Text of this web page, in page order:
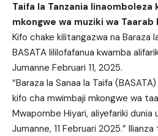
Taifa la Tanzania linaomboleza
mkongwe wa muziki wa Taarab
Kifo chake kilitangazwa na Baraza
BASATA lililofafanua kwamba
Jumanne Februari 11, 2025.
“Baraza la Sanaa la Taifa
kifo cha mwimbaji mkongwe wa
Mwapombe Hiyari, aliyefariki dunia
Jumanne, 11 Februari 2025.”